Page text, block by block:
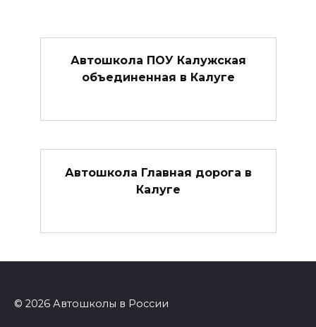
Автошкола ПОУ Калужская
объединенная в Калуге
Автошкола Главная дорога в
Калуге
© 2026 Автошколы в России